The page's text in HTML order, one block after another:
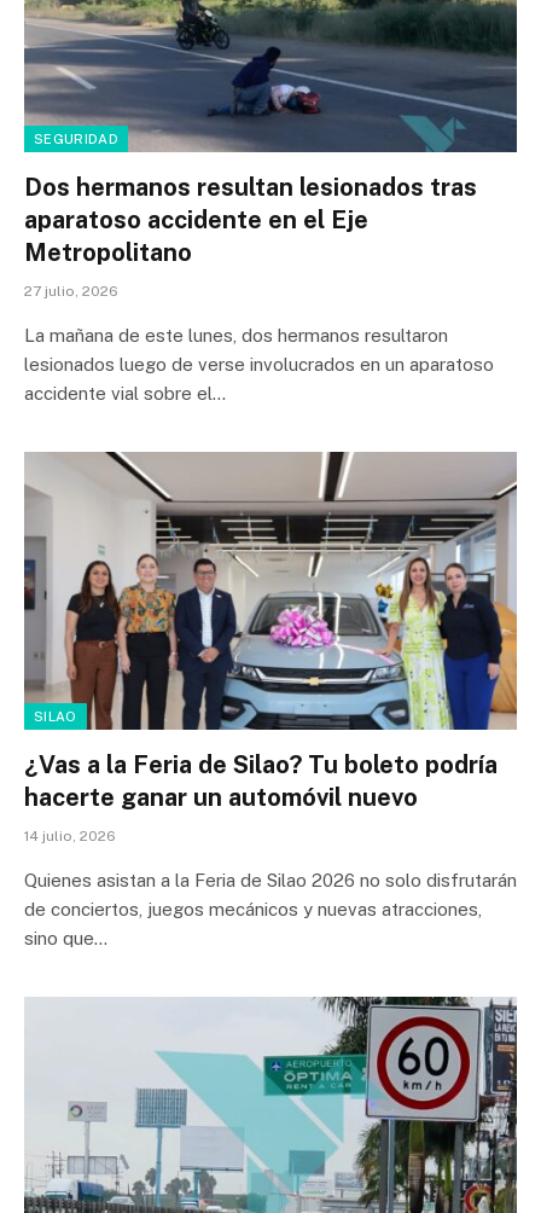
SEGURIDAD
Dos hermanos resultan lesionados tras
aparatoso accidente en el Eje
Metropolitano
27 julio, 2026
La mañana de este lunes, dos hermanos resultaron
lesionados luego de verse involucrados en un aparatoso
accidente vial sobre el…
SILAO
¿Vas a la Feria de Silao? Tu boleto podría
hacerte ganar un automóvil nuevo
14 julio, 2026
Quienes asistan a la Feria de Silao 2026 no solo disfrutarán
de conciertos, juegos mecánicos y nuevas atracciones,
sino que…